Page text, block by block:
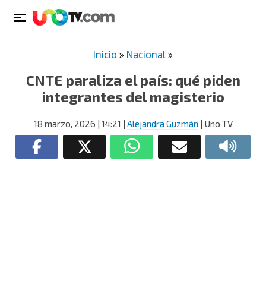
Inicio » Nacional »
CNTE paraliza el país: qué piden
integrantes del magisterio
18 marzo, 2026 | 14:21 | Alejandra Guzmán | Uno TV